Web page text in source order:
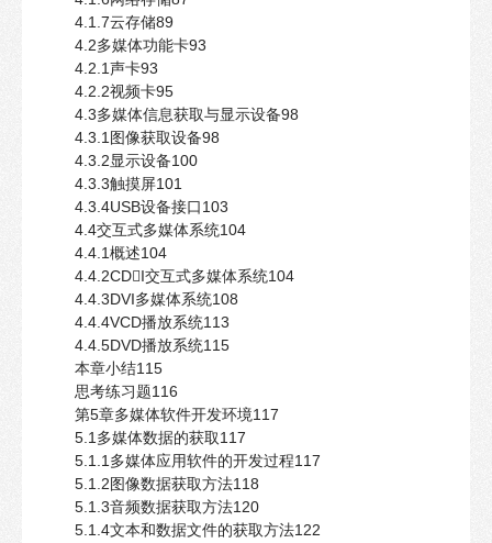
4.1.7云存储89
4.2多媒体功能卡93
4.2.1声卡93
4.2.2视频卡95
4.3多媒体信息获取与显示设备98
4.3.1图像获取设备98
4.3.2显示设备100
4.3.3触摸屏101
4.3.4USB设备接口103
4.4交互式多媒体系统104
4.4.1概述104
4.4.2CDI交互式多媒体系统104
4.4.3DVI多媒体系统108
4.4.4VCD播放系统113
4.4.5DVD播放系统115
本章小结115
思考练习题116
第5章多媒体软件开发环境117
5.1多媒体数据的获取117
5.1.1多媒体应用软件的开发过程117
5.1.2图像数据获取方法118
5.1.3音频数据获取方法120
5.1.4文本和数据文件的获取方法122